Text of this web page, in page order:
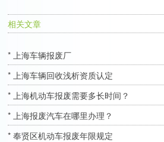
相关文章
* 上海车辆报废厂
* 上海车辆回收浅析资质认定
* 上海机动车报废需要多长时间？
* 上海报废汽车在哪里办理？
* 奉贤区机动车报废年限规定